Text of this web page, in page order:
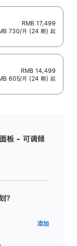
RMB 17,499
730/月 (24 期) 起
RMB 14,499
605/月 (24 期) 起
板 - 可调倾
？
添加